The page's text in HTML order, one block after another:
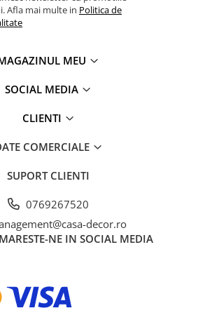
Afla mai multe in Politica de
MEU
SOCIAL MEDIA
CLIENTI
COMERCIALE
SUPORT CLIENTI
0769267520
decor.ro
NE IN SOCIAL MEDIA